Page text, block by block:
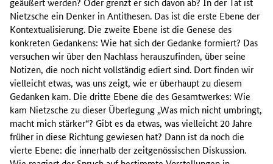
Nietzsche ein Denker in Antithesen. Das ist die erste Ebene der
Kontextualisierung. Die zweite Ebene ist die Genese des
konkreten Gedankens: Wie hat sich der Gedanke formiert? Das
versuchen wir über den Nachlass herauszufinden, über seine
Notizen, die noch nicht vollständig ediert sind. Dort finden wir
vielleicht etwas, was uns zeigt, wie er überhaupt zu diesem
Gedanken kam. Die dritte Ebene die des Gesamtwerkes: Wie
kam Nietzsche zu dieser Überlegung „Was mich nicht umbringt,
macht mich stärker“? Gibt es da etwas, was vielleicht 20 Jahre
früher in diese Richtung gewiesen hat? Dann ist da noch die
vierte Ebene: die innerhalb der zeitgenössischen Diskussion.